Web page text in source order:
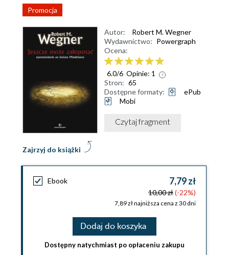
Promocja
Zajrzyj do książki
Autor:
Robert M. Wegner
Wydawnictwo: Powergraph
Ocena:
6.0/6 Opinie: 1
Stron: 65
Dostępne formaty:
ePub
Mobi
Czytaj fragment
Ebook 7,79 zł
10,00 zł(-22%)
7,89 zł najniższa cena z 30 dni
Dodaj do koszyka
Dostępny natychmiast po opłaceniu zakupu